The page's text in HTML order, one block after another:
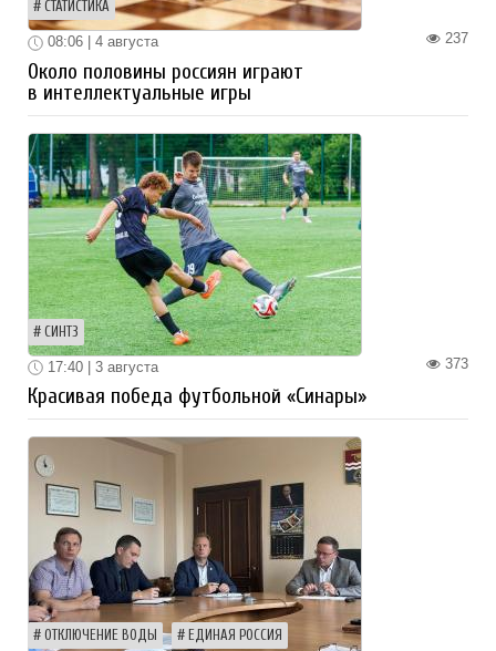
СТАТИСТИКА
237
08:06 | 4 августа
Около половины россиян играют
в интеллектуальные игры
СИНТЗ
373
17:40 | 3 августа
Красивая победа футбольной «Синары»
ОТКЛЮЧЕНИЕ ВОДЫ ЕДИНАЯ РОССИЯ